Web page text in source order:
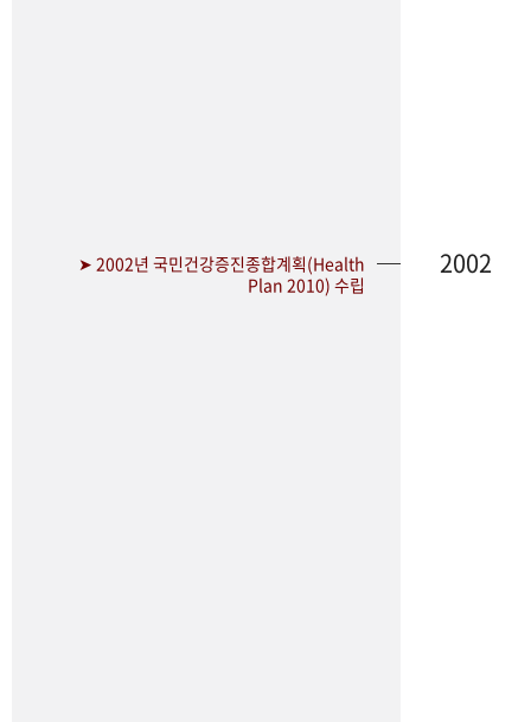
➤ 2002년 국민건강증진종합계획(Health
Plan 2010) 수립
2002